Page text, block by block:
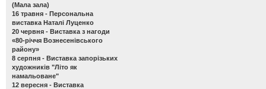
(Мала зала)
16 травня - Персональна
виставка Наталі Луценко
20 червня - Виставка з нагоди
«80-річчя Вознесенівського
району»
8 серпня - Виставка запорізьких
художників "Літо як
намальоване"
12 вересня - Виставка